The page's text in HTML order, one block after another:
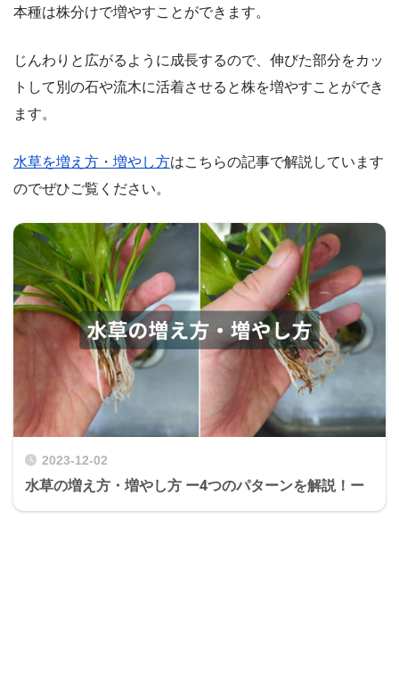
本種は株分けで増やすことができます。
じんわりと広がるように成長するので、伸びた部分をカッ
トして別の石や流木に活着させると株を増やすことができ
ます。
水草を増え方・増やし方はこちらの記事で解説しています
のでぜひご覧ください。
2023-12-02
水草の増え方・増やし方 ー4つのパターンを解説！ー